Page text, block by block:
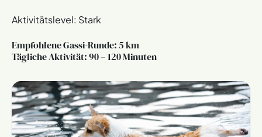
Aktivitätslevel: Stark
Empfohlene Gassi-Runde: 5 km
Tägliche Aktivität: 90 – 120 Minuten